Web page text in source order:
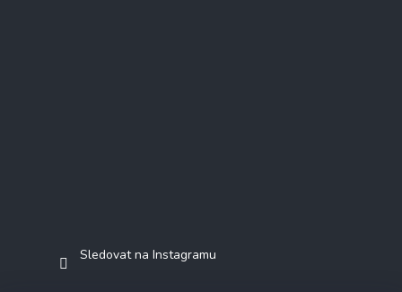
Sledovat na Instagramu